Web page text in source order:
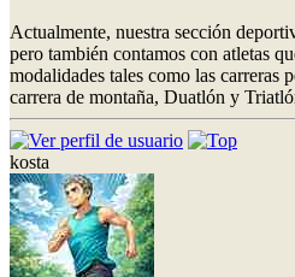
Actualmente, nuestra sección
pero también contamos con atletas
modalidades tales como las carreras
carrera de montaña, Duatlón y
kosta